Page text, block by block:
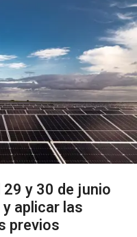
y 30 de junio
aplicar las
previos